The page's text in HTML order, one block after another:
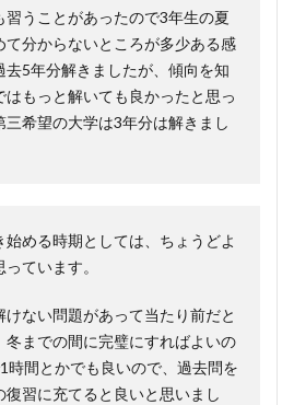
習うことがあったので3年生の夏
て分からないところが多少ある感
去5年分解きましたが、傾向を知
はもっと解いても良かったと思っ
三希望の大学は3年分は解きまし
始める時期としては、ちょうどよ
ています。
けない問題があって当たり前だと
冬までの間に完璧にすればよいの
時間とかでも良いので、過去問を
復習に充てると良いと思いまし